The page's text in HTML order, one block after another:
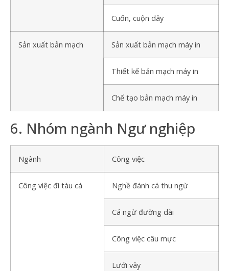
Cuốn, cuộn dây
Sản xuất bản mạch Sản xuất bản mạch máy in
Thiết kế bản mạch máy in
Chế tạo bản mạch máy in
6. Nhóm ngành Ngư nghiệp
Ngành Công việc
Công việc đi tàu cá Nghề đánh cá thu ngừ
Cá ngừ đường dài
Công việc câu mực
Lưới vây